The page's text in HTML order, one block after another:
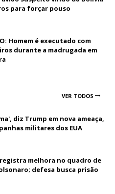
para forçar pouso
Homem é executado com
durante a madrugada em
VER TODOS
diz Trump em nova ameaça,
militares dos EUA
melhora no quadro de
defesa busca prisão